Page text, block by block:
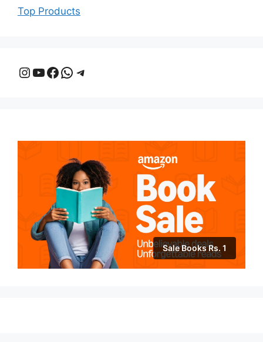
Top Products
Instagram
YouTube
Facebook
WhatsApp
Telegram
Sale Books Rs. 1